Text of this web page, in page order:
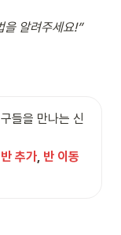
을 알려주세요!”
들을 만나는 신
반 추가, 반 이동